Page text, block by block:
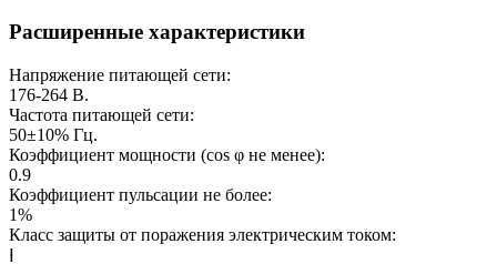
Расширенные характеристики
Напряжение питающей сети:
176-264 В.
Частота питающей сети:
50±10% Гц.
Коэффициент мощности (cos φ не менее):
0.9
Коэффициент пульсации не более:
1%
Класс защиты от поражения электрическим током: